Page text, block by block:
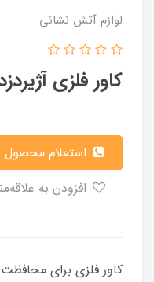
لوازم آتش نشانی
کاور فلزی
کاور فلزی برای محافظت